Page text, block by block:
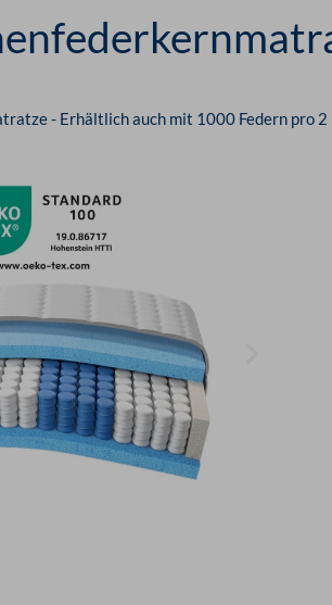
- Erhältlich auch mit 1000 Federn pro 2